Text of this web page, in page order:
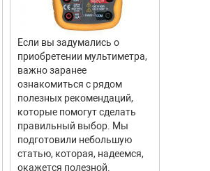
Если вы задумались о
приобретении мультиметра,
важно заранее
ознакомиться с рядом
полезных рекомендаций,
которые помогут сделать
правильный выбор. Мы
подготовили небольшую
статью, которая, надеемся,
окажется полезной.